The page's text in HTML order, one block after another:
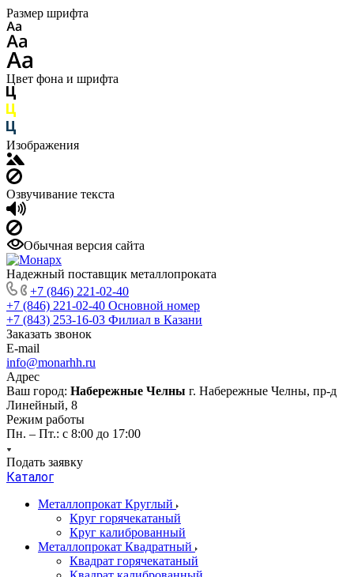
Размер шрифта
Цвет фона и шрифта
Изображения
Озвучивание текста
Обычная версия сайта
Надежный поставщик металлопроката
+7 (846) 221-02-40
+7 (846) 221-02-40 Основной номер
+7 (843) 253-16-03 Филиал в Казани
Заказать звонок
E-mail
info@monarhh.ru
Адрес
Ваш город: Набережные Челны г. Набережные Челны, пр-д
Линейный, 8
Режим работы
Пн. – Пт.: с 8:00 до 17:00
Подать заявку
Каталог
Металлопрокат Круглый
Круг горячекатаный
Круг калиброванный
Металлопрокат Квадратный
Квадрат горячекатаный